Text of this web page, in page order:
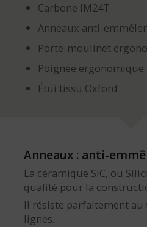
Carbone IM24T
Anneaux anti-
Porte-moulinet
Poignée ergonomique
Étui tissu Oxford
Anneaux : anti-
La céramique SiC, ou
qualité pour la
Il résiste parfaitement
lignes.